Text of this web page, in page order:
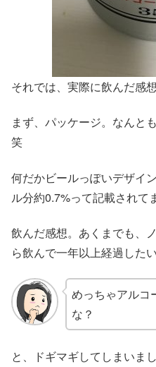
それでは、実際に飲んだ感
まず、パッケージ。なんと
笑
何だかビールっぽいデザイ
ル分約0.7%って記載されて
飲んだ感想。あくまでも、
ら飲んで一年以上経過した
めっちゃアルコ
な？
と、ドギマギしてしまいま